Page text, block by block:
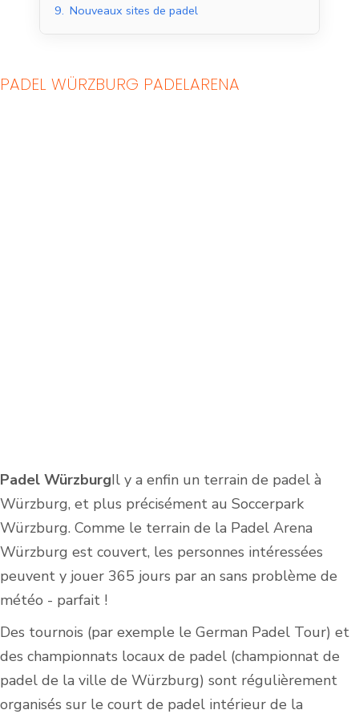
9. Nouveaux sites de padel
PADEL WÜRZBURG PADELARENA
Padel WürzburgIl y a enfin un terrain de padel à
Würzburg, et plus précisément au Soccerpark
Würzburg. Comme le terrain de la Padel Arena
Würzburg est couvert, les personnes intéressées
peuvent y jouer 365 jours par an sans problème de
météo - parfait !
Des tournois (par exemple le German Padel Tour) et
des championnats locaux de padel (championnat de
padel de la ville de Würzburg) sont régulièrement
organisés sur le court de padel intérieur de la